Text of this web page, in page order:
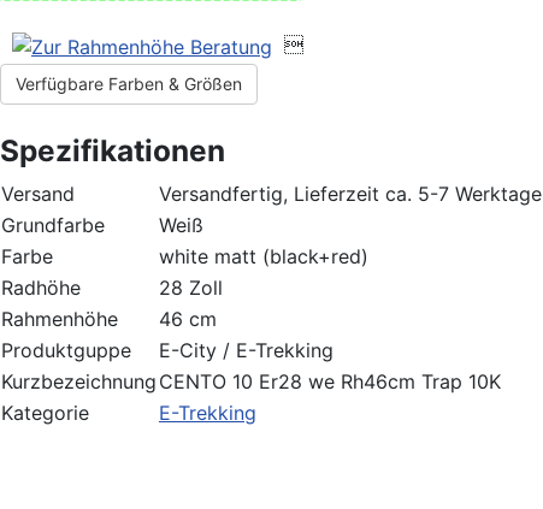

Verfügbare Farben & Größen
Spezifikationen
Versand
Versandfertig, Lieferzeit ca. 5-7 Werktage
Grundfarbe
Weiß
Farbe
white matt (black+red)
Radhöhe
28 Zoll
Rahmenhöhe
46 cm
Produktguppe
E-City / E-Trekking
Kurzbezeichnung CENTO 10 Er28 we Rh46cm Trap 10K
Kategorie
E-Trekking